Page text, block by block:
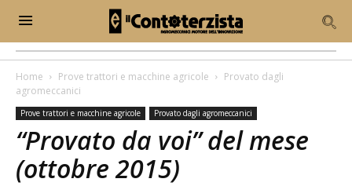
Home Prove trattori e macchine agricole
Provato dagli
agromeccanici
Prove trattori e macchine agricole Provato dagli agromeccanici
“Provato da voi” del mese
(ottobre 2015)